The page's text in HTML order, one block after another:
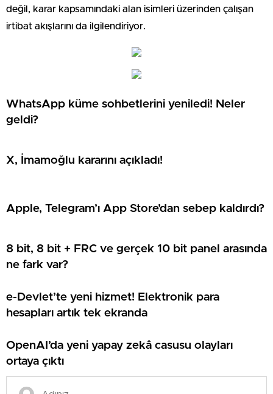
değil, karar kapsamındaki alan isimleri üzerinden çalışan
irtibat akışlarını da ilgilendiriyor.
WhatsApp küme sohbetlerini yeniledi! Neler
geldi?
X, İmamoğlu kararını açıkladı!
Apple, Telegram’ı App Store’dan sebep kaldırdı?
8 bit, 8 bit + FRC ve gerçek 10 bit panel arasında
ne fark var?
e-Devlet’te yeni hizmet! Elektronik para
hesapları artık tek ekranda
OpenAI’da yeni yapay zekâ casusu olayları
ortaya çıktı